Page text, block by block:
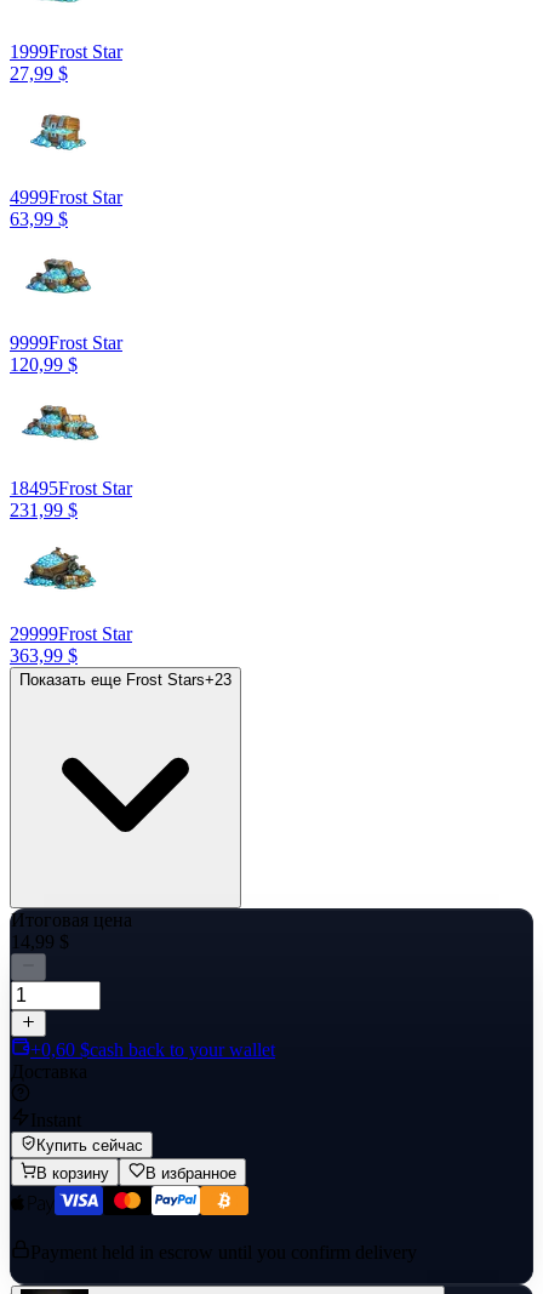
1999Frost Star
27,99 $
4999Frost Star
63,99 $
9999Frost Star
120,99 $
18495Frost Star
231,99 $
29999Frost Star
363,99 $
Показать еще Frost Stars+23
Итоговая цена
14,99 $
+0,60 $cash back to your wallet
Доставка
Instant
Купить сейчас
В корзину
В избранное
Payment held in escrow until you confirm delivery